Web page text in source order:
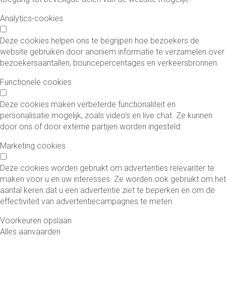
Analytics-cookies
Deze cookies helpen ons te begrijpen hoe bezoekers de
website gebruiken door anoniem informatie te verzamelen over
bezoekersaantallen, bouncepercentages en verkeersbronnen.
Functionele cookies
Deze cookies maken verbeterde functionaliteit en
personalisatie mogelijk, zoals video's en live chat. Ze kunnen
door ons of door externe partijen worden ingesteld.
Marketing cookies
Deze cookies worden gebruikt om advertenties relevanter te
maken voor u en uw interesses. Ze worden ook gebruikt om het
aantal keren dat u een advertentie ziet te beperken en om de
effectiviteit van advertentiecampagnes te meten.
Voorkeuren opslaan
Alles aanvaarden